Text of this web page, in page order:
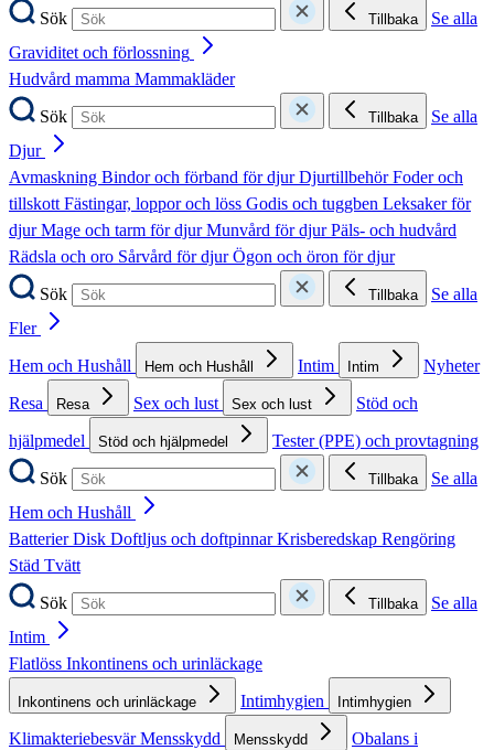
Sök
Tillbaka
Se alla
Graviditet och förlossning
Hudvård mamma Mammakläder
Sök
Tillbaka
Se alla
Djur
Avmaskning Bindor och förband för djurDjurtillbehörFoder och
tillskottFästingar, loppor och löss Godis och tuggben Leksaker för
djurMage och tarm för djurMunvård för djurPäls- och hudvård
Rädsla och oro Sårvård för djurÖgon och öron för djur
Sök
Tillbaka
Se alla
Fler
Hem och Hushåll
Hem och Hushåll Intim Intim
Nyheter
Resa
Resa Sex och lust Sex och lust
Stöd och
hjälpmedel
Stöd och hjälpmedel
Tester (PPE) och provtagning
Sök
Tillbaka
Se alla
Hem och Hushåll
BatterierDisk Doftljus och doftpinnarKrisberedskap Rengöring
Städ Tvätt
Sök
Tillbaka
Se alla
Intim
Flatlöss Inkontinens och urinläckage
Inkontinens och urinläckage Intimhygien Intimhygien
KlimakteriebesvärMensskydd Mensskydd
Obalans i